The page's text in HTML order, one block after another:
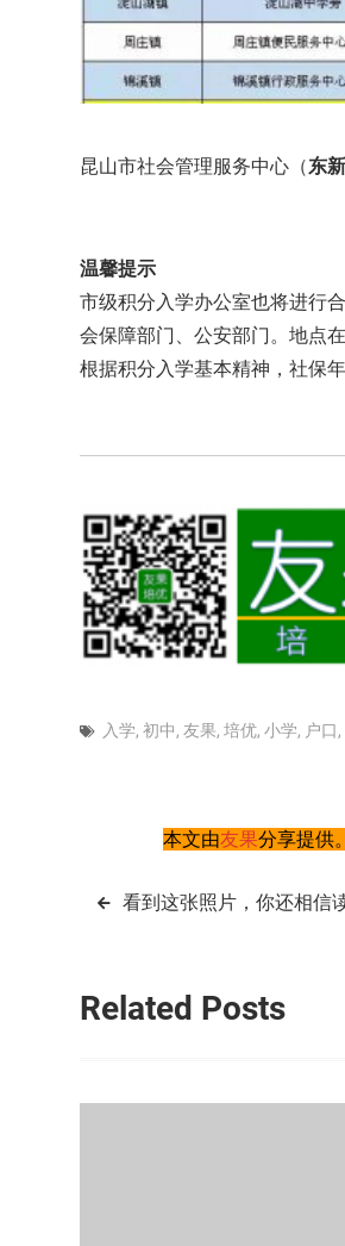
昆山市社会管理服务中心（东
温馨提示
市级积分入学办公室也将进行
会保障部门、公安部门。地点
根据积分入学基本精神，社保
入学, 初中, 友果, 培优, 小学, 户口,
本文由友果分享提供
文
导
看到这张照片，你还相信
Related Posts